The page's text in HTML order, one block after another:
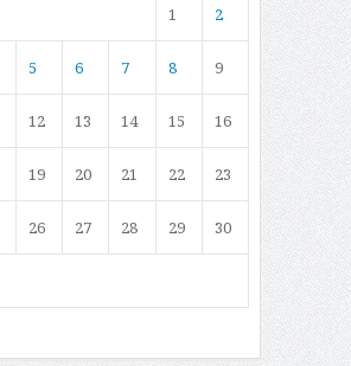
1 2
5 6 7 8 9
12 13 14 15 16
19 20 21 22 23
26 27 28 29 30